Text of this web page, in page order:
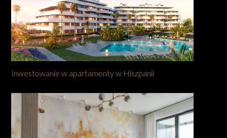
Inwestowanie w apartamenty w Hiszpanii